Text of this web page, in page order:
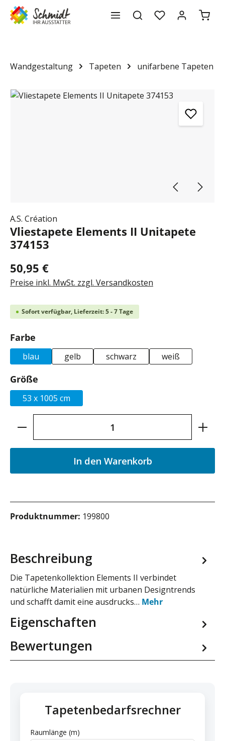
springen
Wandgestaltung Tapeten unifarbene Tapeten
Bildergalerie überspringen
A.S. Création
Vliestapete Elements II Unitapete
374153
50,95 €
Preise inkl. MwSt. zzgl. Versandkosten
Sofort verfügbar, Lieferzeit: 5 - 7 Tage
Farbe
blau gelb schwarz weiß
Größe
53 x 1005 cm
Produkt Anzahl: Gib den gewünschten
In den Warenkorb
Produktnummer: 199800
Beschreibung
Die Tapetenkollektion Elements II verbindet
natürliche Materialien mit urbanen Designtrends
und schafft damit eine ausdrucks… Mehr
Eigenschaften
Bewertungen
Tapetenbedarfsrechner
Raumlänge (m)